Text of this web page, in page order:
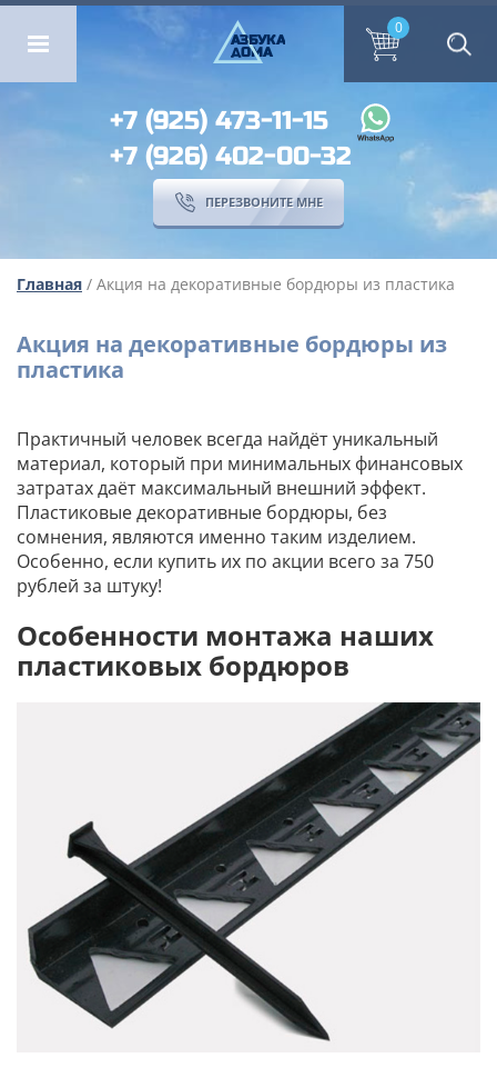
ОМА ПЕРЕЗВОНИТЕ МНЕ
ОМА
АЗБУКА
0
+7 (925) 473-11-15
+7 (926) 402-00-32
ПЕРЕЗВОНИТЕ МНЕ
Главная / Акция на декоративные бордюры из пластика
Акция на декоративные бордюры из
пластика
Практичный человек всегда найдёт уникальный
материал, который при минимальных финансовых
затратах даёт максимальный внешний эффект.
Пластиковые декоративные бордюры, без
сомнения, являются именно таким изделием.
Особенно, если купить их по акции всего за 750
рублей за штуку!
Особенности монтажа наших
пластиковых бордюров